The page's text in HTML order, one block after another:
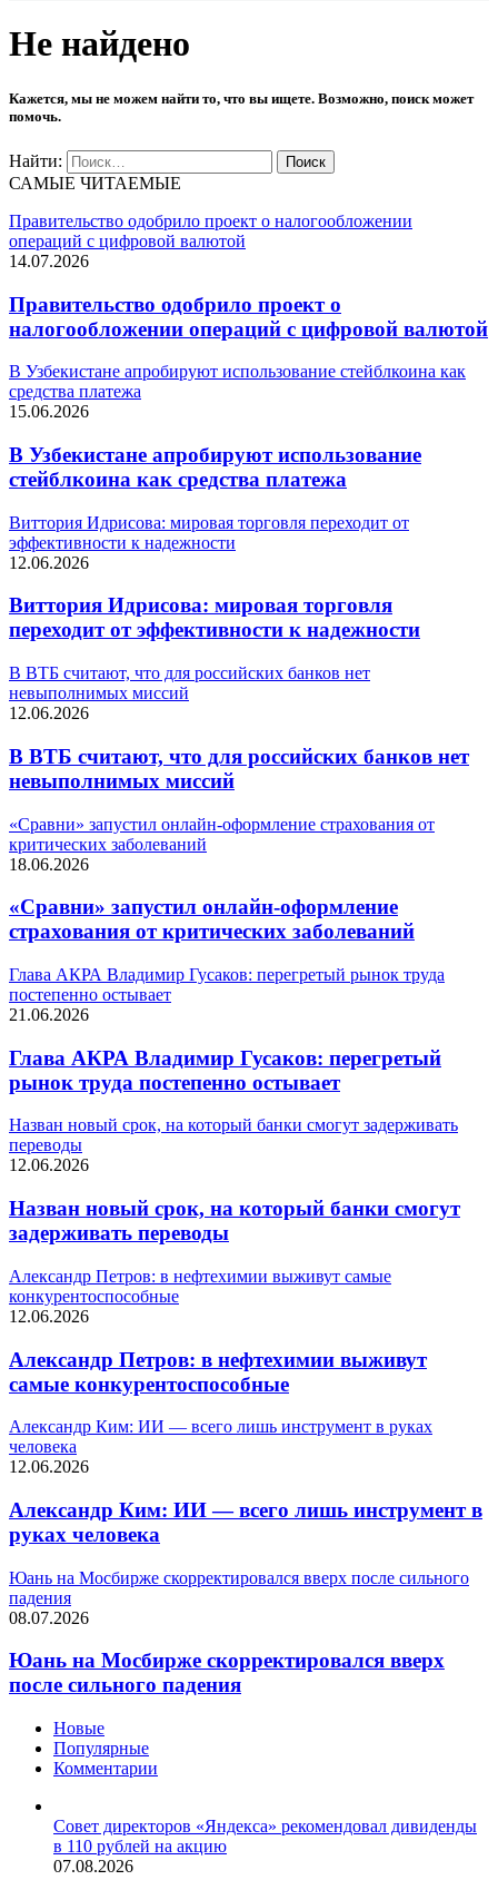
Не найдено
Кажется, мы не можем найти то, что вы ищете. Возможно, поиск может
помочь.
Найти:
САМЫЕ ЧИТАЕМЫЕ
Правительство одобрило проект о налогообложении
операций с цифровой валютой
14.07.2026
Правительство одобрило проект о
налогообложении операций с цифровой валютой
В Узбекистане апробируют использование стейблкоина как
средства платежа
15.06.2026
В Узбекистане апробируют использование
стейблкоина как средства платежа
Виттория Идрисова: мировая торговля переходит от
эффективности к надежности
12.06.2026
Виттория Идрисова: мировая торговля
переходит от эффективности к надежности
В ВТБ считают, что для российских банков нет
невыполнимых миссий
12.06.2026
В ВТБ считают, что для российских банков нет
невыполнимых миссий
«Сравни» запустил онлайн-оформление страхования от
критических заболеваний
18.06.2026
«Сравни» запустил онлайн-оформление
страхования от критических заболеваний
Глава АКРА Владимир Гусаков: перегретый рынок труда
постепенно остывает
21.06.2026
Глава АКРА Владимир Гусаков: перегретый
рынок труда постепенно остывает
Назван новый срок, на который банки смогут задерживать
переводы
12.06.2026
Назван новый срок, на который банки смогут
задерживать переводы
Александр Петров: в нефтехимии выживут самые
конкурентоспособные
12.06.2026
Александр Петров: в нефтехимии выживут
самые конкурентоспособные
Александр Ким: ИИ — всего лишь инструмент в руках
человека
12.06.2026
Александр Ким: ИИ — всего лишь инструмент в
руках человека
Юань на Мосбирже скорректировался вверх после сильного
падения
08.07.2026
Юань на Мосбирже скорректировался вверх
после сильного падения
Новые
Популярные
Комментарии
Совет директоров «Яндекса» рекомендовал дивиденды
в 110 рублей на акцию
07.08.2026